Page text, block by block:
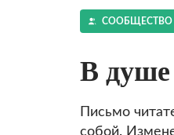
СООБЩЕСТВО
В душе
Письмо
собой.